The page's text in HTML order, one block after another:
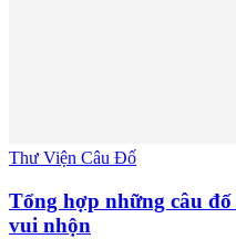
Thư Viện Câu Đố
Tổng hợp những câu
vui nhộn